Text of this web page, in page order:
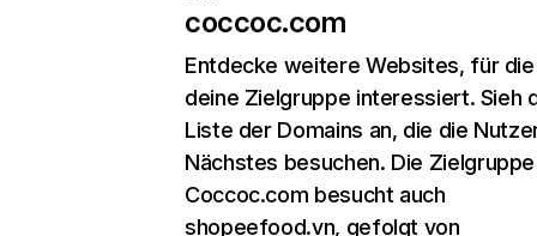
coccoc.com
Entdecke weitere Websites, für
deine Zielgruppe interessiert. Sieh
Liste der Domains an, die die
Nächstes besuchen. Die
Coccoc.com besucht auch
shopeefood.vn, gefolgt von